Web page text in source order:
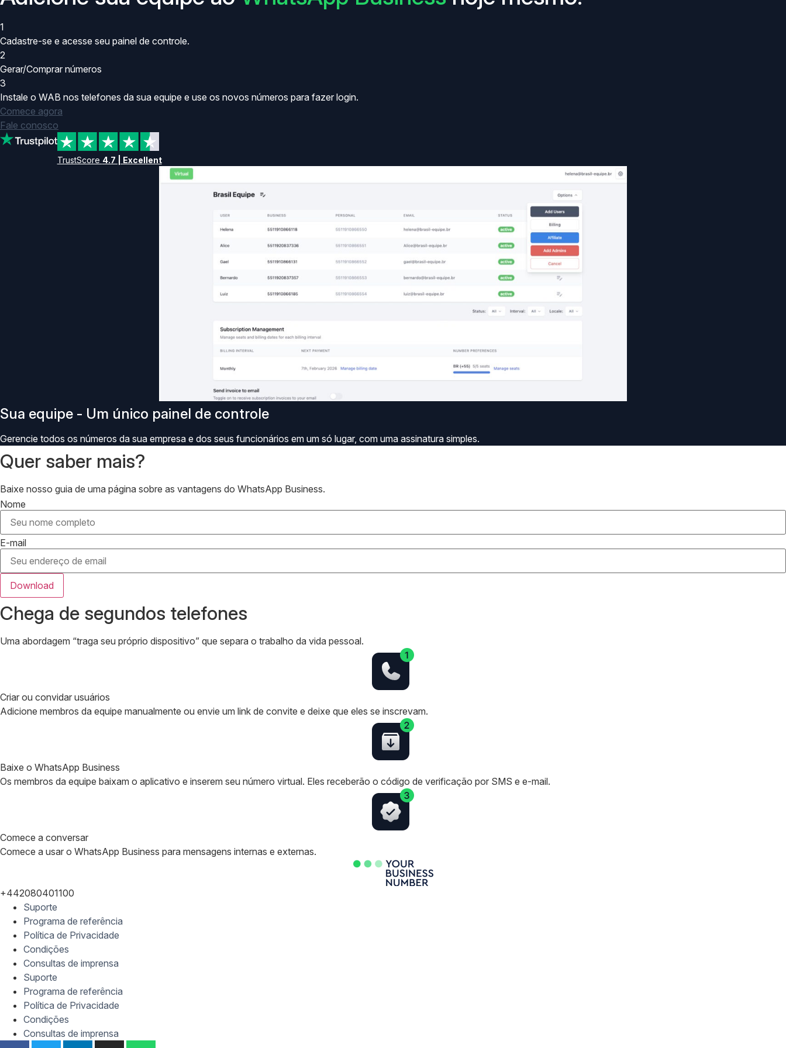
1
Cadastre-se e acesse seu painel de controle.
2
Gerar/Comprar números
3
Instale o WAB nos telefones da sua equipe e use os novos números para fazer login.
Comece agora
Fale conosco
TrustScore 4.7 | Excellent
Sua equipe - Um único painel de controle
Gerencie todos os números da sua empresa e dos seus funcionários em um só lugar, com uma assinatura simples.
Quer saber mais?
Baixe nosso guia de uma página sobre as vantagens do WhatsApp Business.
Nome
E-mail
Download
Chega de segundos telefones
Uma abordagem “traga seu próprio dispositivo” que separa o trabalho da vida pessoal.
Criar ou convidar usuários
Adicione membros da equipe manualmente ou envie um link de convite e deixe que eles se inscrevam.
Baixe o WhatsApp Business
Os membros da equipe baixam o aplicativo e inserem seu número virtual. Eles receberão o código de verificação por SMS e e-mail.
Comece a conversar
Comece a usar o WhatsApp Business para mensagens internas e externas.
+442080401100
Suporte
Programa de referência
Política de Privacidade
Condições
Consultas de imprensa
Suporte
Programa de referência
Política de Privacidade
Condições
Consultas de imprensa